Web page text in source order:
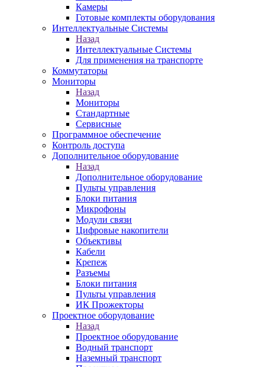
Камеры
Готовые комплекты оборудования
Интеллектуальные Системы
Назад
Интеллектуальные Системы
Для применения на транспорте
Коммутаторы
Мониторы
Назад
Мониторы
Стандартные
Сервисные
Программное обеспечение
Контроль доступа
Дополнительное оборудование
Назад
Дополнительное оборудование
Пульты управления
Блоки питания
Микрофоны
Модули связи
Цифровые накопители
Объективы
Кабели
Крепеж
Разъемы
Блоки питания
Пульты управления
ИК Прожекторы
Проектное оборудование
Назад
Проектное оборудование
Водный транспорт
Наземный транспорт